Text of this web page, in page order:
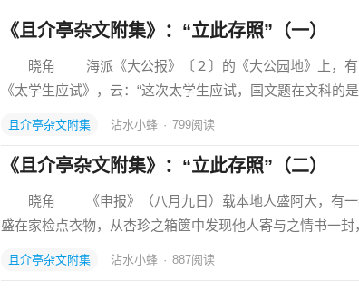
《且介亭杂文附集》：“立此存照”（一）
晓角 海派《大公报》〔２〕的《大公园地》上，有
《太学生应试》，云：“这次太学生应试，国文题在文科的
且介亭杂文附集 沾水小蜂 · 799阅读
《且介亭杂文附集》：“立此存照”（二）
晓角 《申报》（八月九日）载本地人盛阿大，有一养
盛在家检点衣物，从杏珍之箱箧中发现他人寄与之情书一
且介亭杂文附集 沾水小蜂 · 887阅读